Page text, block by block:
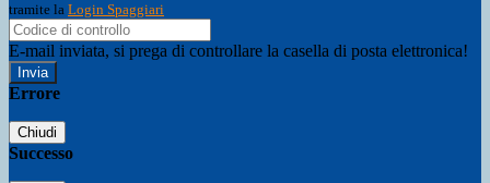
tramite la Login Spaggiari
E-mail inviata, si prega di controllare la casella di posta elettronica!
Errore
Chiudi
Successo